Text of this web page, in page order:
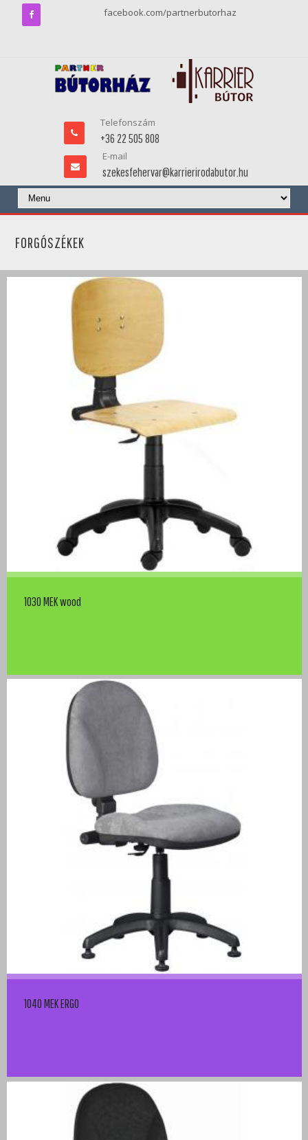
facebook.com/partnerbutorhaz
Telefonszám
+36 22 505 808
E-mail
szekesfehervar@karrierirodabutor.hu
FORGÓSZÉKEK
1030 MEK wood
1040 MEK ERGO